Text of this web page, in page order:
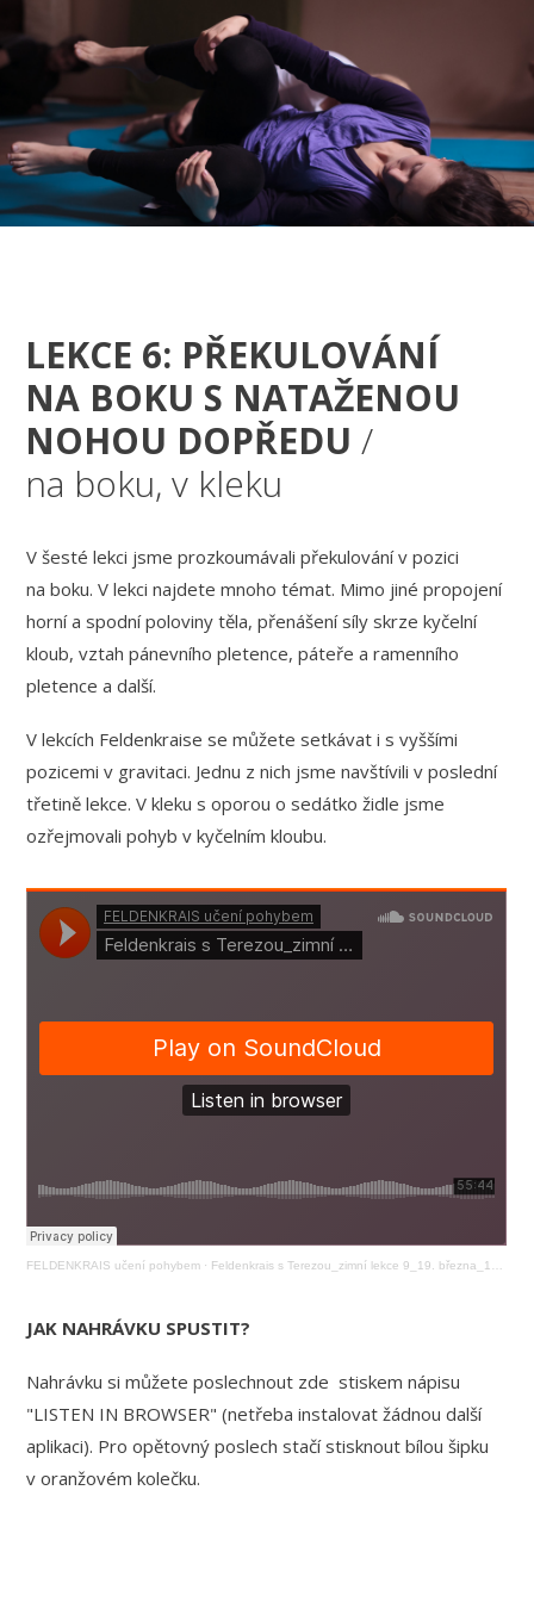
LEKCE 6: PŘEKULOVÁNÍ
NA BOKU S NATAŽENOU
NOHOU DOPŘEDU /
na boku, v kleku
V šesté lekci jsme prozkoumávali překulování v pozici
na boku. V lekci najdete mnoho témat. Mimo jiné propojení
horní a spodní poloviny těla, přenášení síly skrze kyčelní
kloub, vztah pánevního pletence, páteře a ramenního
pletence a další.
V lekcích Feldenkraise se můžete setkávat i s vyššími
pozicemi v gravitaci. Jednu z nich jsme navštívili v poslední
třetině lekce. V kleku s oporou o sedátko židle jsme
ozřejmovali pohyb v kyčelním kloubu.
FELDENKRAIS učení pohybem · Feldenkrais s Terezou_zimní lekce 9_19. března_19:00
JAK NAHRÁVKU SPUSTIT?
Nahrávku si můžete poslechnout zde stiskem nápisu
"LISTEN IN BROWSER" (netřeba instalovat žádnou další
aplikaci). Pro opětovný poslech stačí stisknout bílou šipku
v oranžovém kolečku.